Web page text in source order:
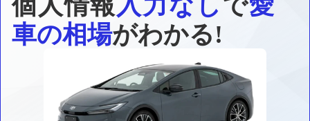
個人情報入力なしで愛
車の相場がわかる!